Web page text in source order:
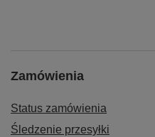
Zamówienia
Status zamówienia
Śledzenie przesyłki